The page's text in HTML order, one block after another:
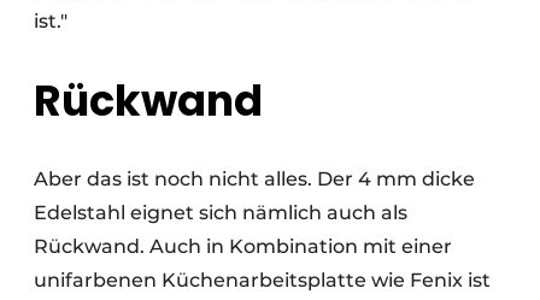
ist."
Rückwand
Aber das ist noch nicht alles. Der 4 mm dicke
Edelstahl eignet sich nämlich auch als
Rückwand. Auch in Kombination mit einer
unifarbenen Küchenarbeitsplatte wie Fenix ist